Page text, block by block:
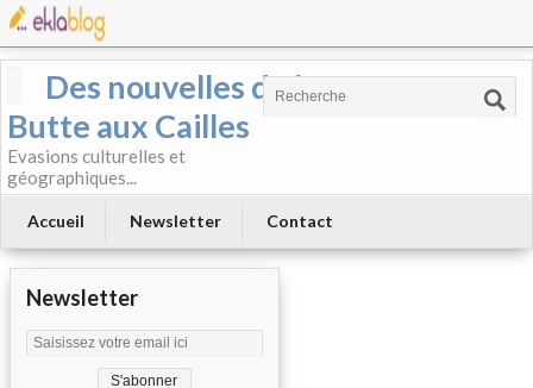
Des nouvelles de la
Butte aux Cailles
Evasions culturelles et
géographiques...
Accueil Newsletter Contact
Newsletter